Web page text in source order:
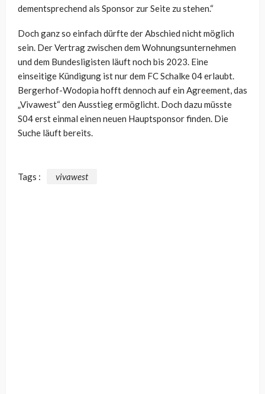
dementsprechend als Sponsor zur Seite zu stehen.“
Doch ganz so einfach dürfte der Abschied nicht möglich
sein. Der Vertrag zwischen dem Wohnungsunternehmen
und dem Bundesligisten läuft noch bis 2023. Eine
einseitige Kündigung ist nur dem FC Schalke 04 erlaubt.
Bergerhof-Wodopia hofft dennoch auf ein Agreement, das
„Vivawest“ den Ausstieg ermöglicht. Doch dazu müsste
S04 erst einmal einen neuen Hauptsponsor finden. Die
Suche läuft bereits.
Tags : vivawest